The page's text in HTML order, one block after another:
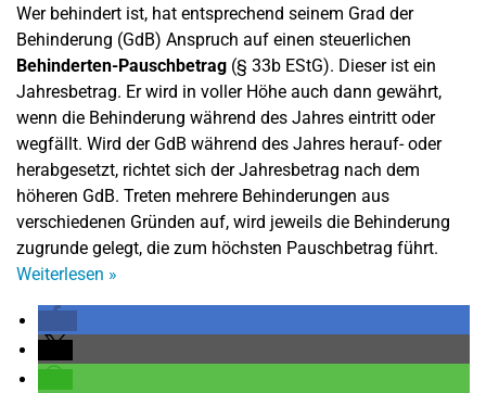
Wer behindert ist, hat entsprechend seinem Grad der
Behinderung (GdB) Anspruch auf einen steuerlichen
Behinderten-Pauschbetrag (§ 33b EStG). Dieser ist ein
Jahresbetrag. Er wird in voller Höhe auch dann gewährt,
wenn die Behinderung während des Jahres eintritt oder
wegfällt. Wird der GdB während des Jahres herauf- oder
herabgesetzt, richtet sich der Jahresbetrag nach dem
höheren GdB. Treten mehrere Behinderungen aus
verschiedenen Gründen auf, wird jeweils die Behinderung
zugrunde gelegt, die zum höchsten Pauschbetrag führt.
Weiterlesen »